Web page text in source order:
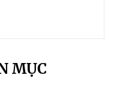
MỤC